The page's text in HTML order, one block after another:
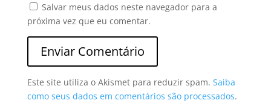
Salvar meus dados neste navegador para a
próxima vez que eu comentar.
Este site utiliza o Akismet para reduzir spam. Saiba
como seus dados em comentários são processados.